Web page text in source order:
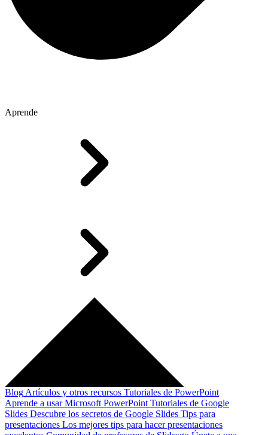
Aprende
Blog Artículos y otros recursos Tutoriales de PowerPoint
Aprende a usar Microsoft PowerPoint Tutoriales de Google
Slides Descubre los secretos de Google Slides Tips para
presentaciones Los mejores tips para hacer presentaciones